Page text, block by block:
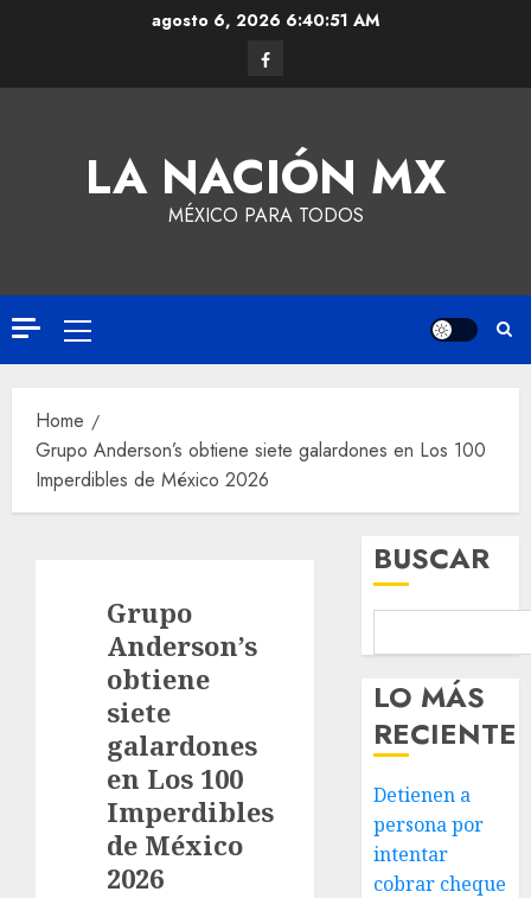
agosto 6, 2026 6:40:51 AM
LA NACIÓN MX
MÉXICO PARA TODOS
Home
Grupo Anderson’s obtiene siete galardones en Los 100
Imperdibles de México 2026
Grupo
Anderson’s
obtiene
siete
galardones
en Los 100
Imperdibles
de México
2026
BUSCAR
LO MÁS
RECIENTE
Detienen a
persona por
intentar
cobrar cheque